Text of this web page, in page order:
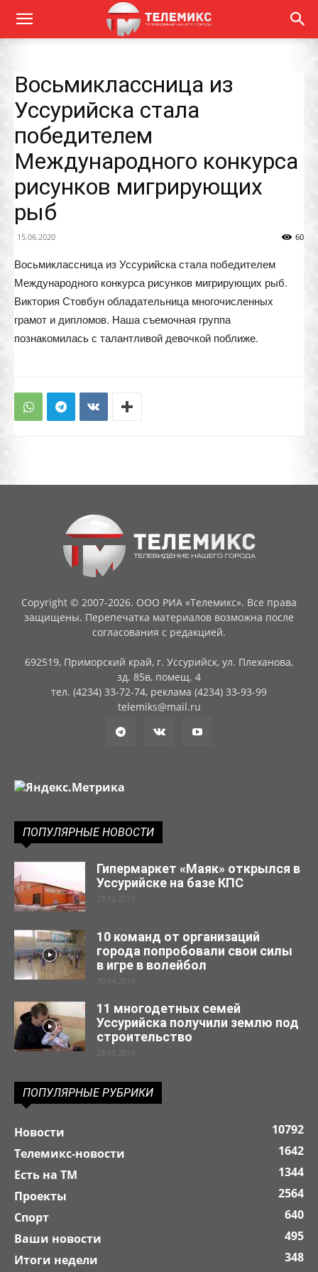
Восьмиклассница из
Уссурийска стала
победителем
Международного конкурса
рисунков мигрирующих
рыб
15.06.2020 60
Восьмиклассница из Уссурийска стала победителем
Международного конкурса рисунков мигрирующих рыб.
Виктория Стовбун обладательница многочисленных
грамот и дипломов. Наша съемочная группа
познакомилась с талантливой девочкой поближе.
Copyright © 2007-2026. ООО РИА «Телемикс». Все права
защищены. Перепечатка материалов возможна после
согласования с редакцией.
692519, Приморский край, г. Уссурийск, ул. Плеханова,
зд. 85в, помещ. 4
тел. (4234) 33-72-74, реклама (4234) 33-93-99
telemiks@mail.ru
ПОПУЛЯРНЫЕ НОВОСТИ
Гипермаркет «Маяк» открылся в
Уссурийске на базе КПС
23.12.2019
10 команд от организаций
города попробовали свои силы
в игре в волейбол
30.04.2019
11 многодетных семей
Уссурийска получили землю под
строительство
29.03.2019
ПОПУЛЯРНЫЕ РУБРИКИ
Новости
10792
Телемикс-новости
1642
Есть на ТМ
1344
Проекты
2564
Спорт
640
Ваши новости
495
Итоги недели
348